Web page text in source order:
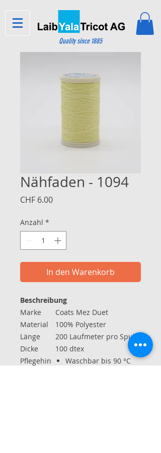
Quality since 1885
Nähfaden - 1094
CHF 6.00Preis
Anzahl *
In den Warenkorb
Beschreibung
Marke
Coats Mez Duet
Material
100% Polyester
Länge
200 Laufmeter pro Spule
Dicke
100 dtex
Pflegehin
Waschbar bis 90 °C